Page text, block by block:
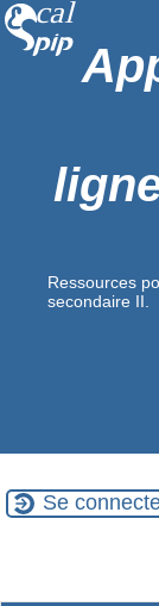
Ressources
secondaire II.
Se